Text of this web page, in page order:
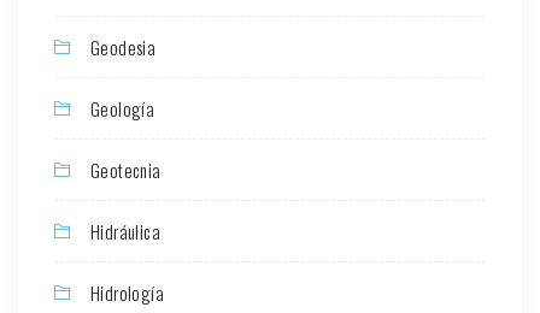
Geodesia
Geología
Geotecnia
Hidráulica
Hidrología